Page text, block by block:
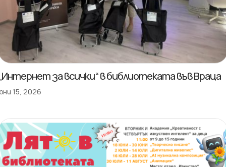
за всички“ в библиотеката във Враца
15, 2026